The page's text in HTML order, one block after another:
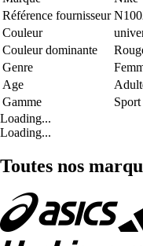
Référence fournisseur
Couleur
Couleur dominante
Genre
Age
Gamme
Sport
Loading...
Loading...
Toutes nos